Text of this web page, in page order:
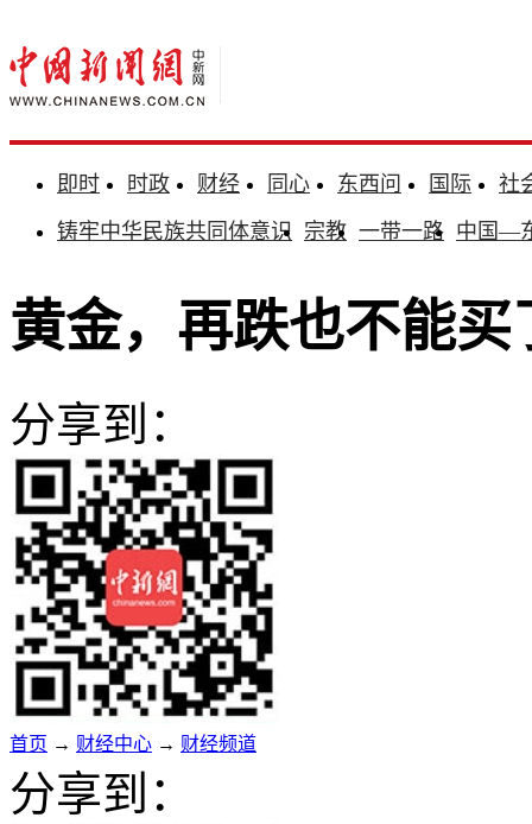
即时 时政 财经 同心 东西问 国际
社
铸牢中华民族共同体意识 宗教 一带一路 中国—
黄金，再跌也不能买
分享到：
首页 → 财经中心 → 财经频道
分享到：